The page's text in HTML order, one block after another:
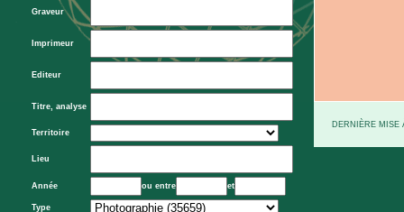
Graveur
Imprimeur
Editeur
Titre, analyse
Territoire
Lieu
Année ou entre et
Type
DERNIÈRE MISE